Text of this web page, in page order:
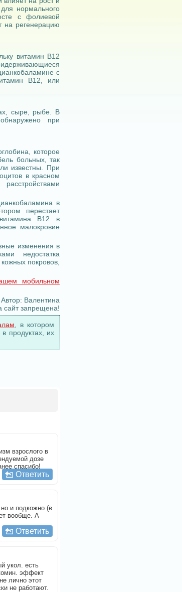
нормального
с фолиевой
на регенерацию
витамин В12
с
В12, или
сыре, рыбе. В
при
которое
больных, так
известны. При
в красном
в
перестает
В12 в
малокровие
изменения в
недостатка
покровов,
мобильном
Автор: Валентина
сайт запрещена!
, в котором
продуктах, их
взрослого в
дозе
спасибо!
Ответить
и подкожно (в
вообще. А
Ответить
укол. есть
эффект
лично этот
не работают.